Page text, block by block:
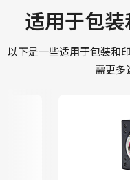
适用于包
以下是一些适用于包装和
需更多